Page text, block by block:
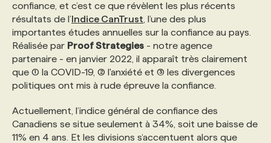
NOS TARIFS
PROGRAMMES DE SUBVENTIONS
FAQ
ANNONCEZ AVEC NOUS
ANNONCEZ AVEC NOUS
confiance, et c’est ce que révèlent les plus récents
résultats de l’Indice CanTrust , l’une des plus
importantes études annuelles sur la confiance au pays.
Réalisée par Proof Strategies - notre agence
partenaire - en janvier 2022, il apparaît très clairement
que (1) la COVID-19, (2) l'anxiété et (3) les divergences
politiques ont mis à rude épreuve la confiance.
Actuellement, l’indice général de confiance des
Canadiens se situe seulement à 34%, soit une baisse de
11% en 4 ans. Et les divisions s‘accentuent alors que